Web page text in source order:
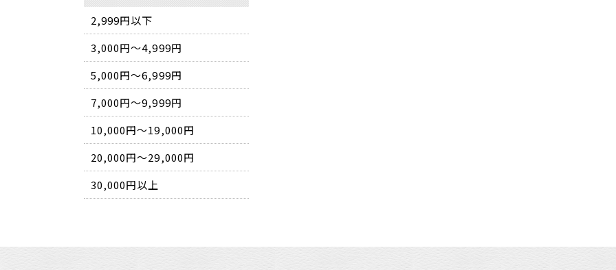
2,999円以下
3,000円～4,999円
5,000円～6,999円
7,000円～9,999円
10,000円～19,000円
20,000円～29,000円
30,000円以上